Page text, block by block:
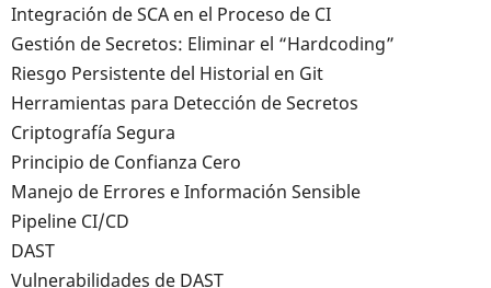
Integración de SCA en el Proceso de CI
Gestión de Secretos: Eliminar el “Hardcoding”
Riesgo Persistente del Historial en Git
Herramientas para Detección de Secretos
Criptografía Segura
Principio de Confianza Cero
Manejo de Errores e Información Sensible
Pipeline CI/CD
DAST
Vulnerabilidades de DAST